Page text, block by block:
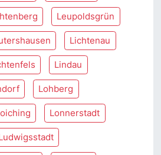
Leupoldsgrün
Lichtenau
Lindau
Lohberg
Lonnerstadt